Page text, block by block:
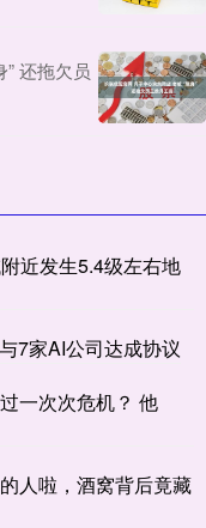
还拖欠员
近发生5.4级左右地
7家AI公司达成协议
一次次危机？ 他
人啦，酒窝背后竟藏